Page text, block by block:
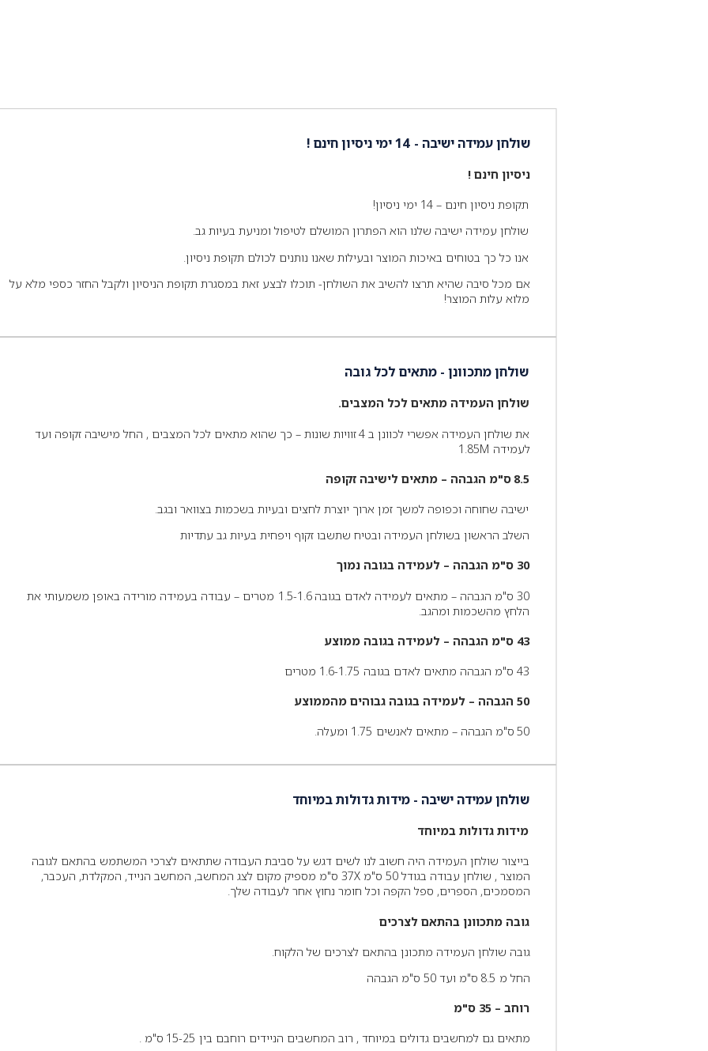
שולחן עמידה ישיבה - 14 ימי ניסיון חינם !
ניסיון חינם !
תקופת ניסיון חינם – 14 ימי ניסיון!
שולחן עמידה ישיבה שלנו הוא הפתרון המושלם לטיפול ומניעת בעיות גב.
אנו כל כך בטוחים באיכות המוצר ובעילות שאנו נותנים לכולם תקופת ניסיון.
אם מכל סיבה שהיא תרצו להשיב את השולחן- תוכלו לבצע זאת במסגרת תקופת הניסיון ולקבל החזר כספי מלא על
מלוא עלות המוצר!
שולחן מתכוונן - מתאים לכל גובה
שולחן העמידה מתאים לכל המצבים.
את שולחן העמידה אפשרי לכוונן ב 4 זוויות שונות – כך שהוא מתאים לכל המצבים , החל מישיבה זקופה ועד
לעמידה 1.85M
8.5 ס"מ הגבהה – מתאים לישיבה זקופה
ישיבה שחוחה וכפופה למשך זמן ארוך יוצרת לחצים ובעיות בשכמות בצוואר ובגב.
השלב הראשון בשולחן העמידה ובטיח שתשבו זקוף ויפחית בעיות גב עתדיות
30 ס"מ הגבהה – לעמידה בגובה נמוך
30 ס"מ הגבהה – מתאים לעמידה לאדם בגובה 1.5-1.6 מטרים – עבודה בעמידה מורידה באופן משמעותי את
הלחץ מהשכמות ומהגב.
43 ס"מ הגבהה – לעמידה בגובה ממוצע
43 ס"מ הגבהה מתאים לאדם בגובה 1.6-1.75 מטרים
50 הגבהה – לעמידה בגובה גבוהים מהממוצע
50 ס"מ הגבהה – מתאים לאנשים 1.75 ומעלה.
שולחן עמידה ישיבה - מידות גדולות במיוחד
מידות גדולות במיוחד
בייצור שולחן העמידה היה חשוב לנו לשים דגש על סביבת העבודה שתתאים לצרכי המשתמש בהתאם לגובה
המוצר , שולחן עבודה בגודל 50 ס"מ 37X ס"מ מספיק מקום לצג המחשב, המחשב הנייד, המקלדת, העכבר,
המסמכים, הספרים, ספל הקפה וכל חומר נחוץ אחר לעבודה שלך.
גובה מתכוונן בהתאם לצרכים
גובה שולחן העמידה מתכונן בהתאם לצרכים של הלקוח.
החל מ 8.5 ס"מ ועד 50 ס"מ הגבהה
רוחב – 35 ס"מ
מתאים גם למחשבים גדולים במיוחד , רוב המחשבים הניידים רוחבם בין 15-25 ס"מ .